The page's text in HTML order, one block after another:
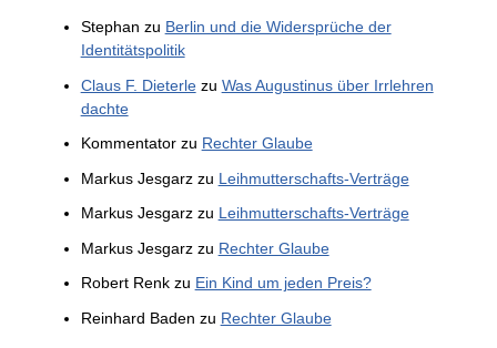
Stephan zu Berlin und die Widersprüche der
Identitätspolitik
Claus F. Dieterlezu Was Augustinus über Irrlehren
dachte
Kommentatorzu Rechter Glaube
Markus Jesgarzzu Leihmutterschafts-Verträge
Markus Jesgarzzu Leihmutterschafts-Verträge
Markus Jesgarzzu Rechter Glaube
Robert Renkzu Ein Kind um jeden Preis?
Reinhard Baden zu Rechter Glaube